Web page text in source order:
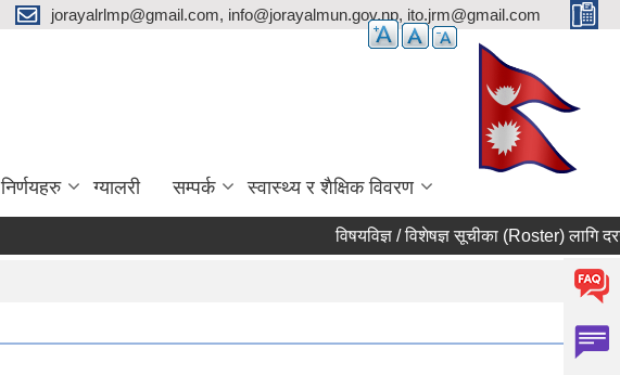
jorayalrlmp@gmail.com, info@jorayalmun.gov.np, ito.jrm@gmail.com
निर्णयहरु ग्यालरी सम्पर्क स्वास्थ्य र शैक्षिक विवरण
विषयविज्ञ / विशेषज्ञ सूचीका (Roster) लागि